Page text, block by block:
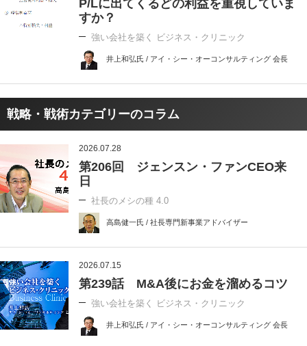
P/Lに出てくるどの利益を重視していま
すか？
強い会社を築く ビジネス・クリニック
井上和弘氏 / アイ・シー・オーコンサルティング 会長
戦略・戦術カテゴリーのコラム
2026.07.28
第206回 ジェンスン・ファンCEO来
日
社長のメシの種 4.0
高島健一氏 / 社長専門新事業アドバイザー
2026.07.15
第239話 M&A後にお金を溜めるコツ
強い会社を築く ビジネス・クリニック
井上和弘氏 / アイ・シー・オーコンサルティング 会長